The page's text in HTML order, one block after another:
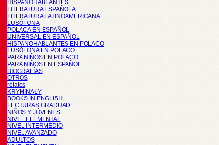
HISPANOHABLANTES
LITERATURA ESPAÑOLA
LITERATURA LATINOAMERICANA
LUSÓFONA
POLACA EN ESPAÑOL
UNIVERSAL EN ESPAÑOL
HISPANOHABLANTES EN POLACO
LUSÓFONA EN POLACO
PARA NIÑOS EN POLACO
PARA NIÑOS EN ESPAÑOL
BIOGRAFÍAS
OTROS
relatos
KRYMINAŁY
BOOKS IN ENGLISH
LECTURAS GRADUAD
NIÑOS Y JÓVENES
NIVEL ELEMENTAL
NIVEL INTERMEDIO
NIVEL AVANZADO
ADULTOS